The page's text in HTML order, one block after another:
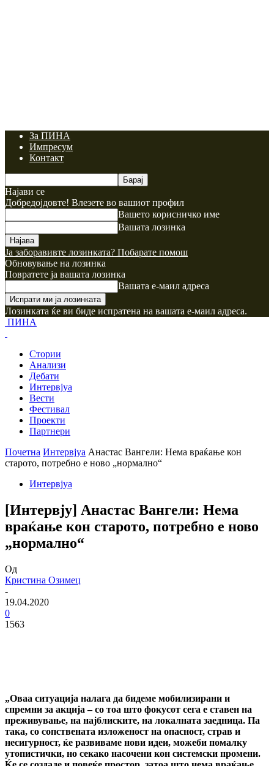
За ПИНА
Импресум
Контакт
Најави се
Добредојдовте! Влезете во вашиот профил
Вашето корисничко име
Вашата лозинка
Ја заборавивте лозинката? Побарате помош
Обновување на лозинка
Повратете ја вашата лозинка
Вашата е-маил адреса
Лозинката ќе ви биде испратена на вашата е-маил адреса.
ПИНА
Стории
Анализи
Дебати
Интервјуа
Вести
Фестивал
Проекти
Партнери
Почетна Интервјуа Анастас Вангели: Нема враќање кон
старото, потребно е ново „нормално“
Интервјуа
[Интервју] Анастас Вангели: Нема
враќање кон старото, потребно е ново
„нормално“
Од
Кристина Озимец
-
19.04.2020
0
1563
„Оваа ситуација налага да бидеме мобилизирани и
спремни за акција – со тоа што фокусот сега е ставен на
преживување, на најблиските, на локалната заедница. Па
така, со сопствената изложеност на опасност, страв и
несигурност, ќе развиваме нови идеи, можеби помалку
утопистички, но секако насочени кон системски промени.